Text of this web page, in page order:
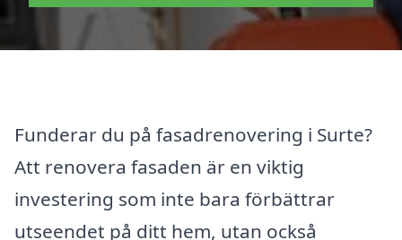
Funderar du på fasadrenovering i Surte?
Att renovera fasaden är en viktig
investering som inte bara förbättrar
utseendet på ditt hem, utan också